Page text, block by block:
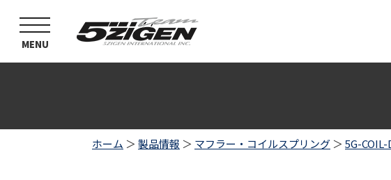
toggle
navigation
MENU
ホーム ＞製品情報 ＞ マフラー・コイルスプリング ＞5G-